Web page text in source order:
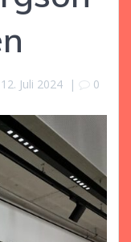
12. Juli 2024| 0